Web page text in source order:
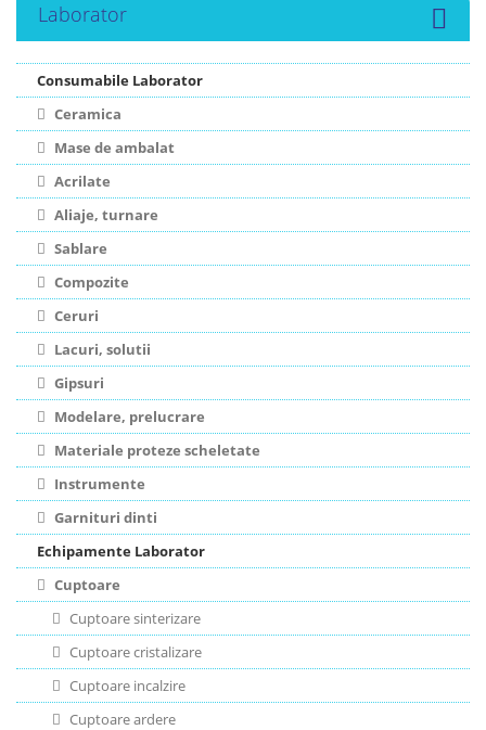
Laborator
Consumabile Laborator
Ceramica
Mase de ambalat
Acrilate
Aliaje, turnare
Sablare
Compozite
Ceruri
Lacuri, solutii
Gipsuri
Modelare, prelucrare
Materiale proteze scheletate
Instrumente
Garnituri dinti
Echipamente Laborator
Cuptoare
Cuptoare sinterizare
Cuptoare cristalizare
Cuptoare incalzire
Cuptoare ardere